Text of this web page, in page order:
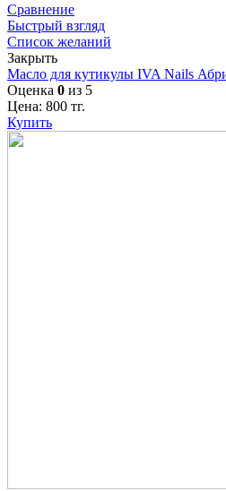
Сравнение
Быстрый взгляд
Список желаний
Закрыть
Масло для кутикулы IVA Nails
Оценка 0 из 5
Цена: 800 тг.
Купить